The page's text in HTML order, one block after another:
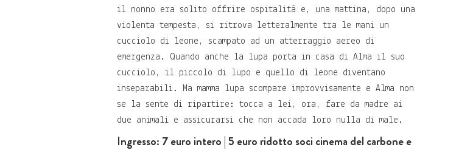
il nonno era solito offrire ospitalità e, una mattina, dopo una
violenta tempesta, si ritrova letteralmente tra le mani un
cucciolo di leone, scampato ad un atterraggio aereo di
emergenza. Quando anche la lupa porta in casa di Alma il suo
cucciolo, il piccolo di lupo e quello di leone diventano
inseparabili. Ma mamma lupa scompare improvvisamente e Alma non
se la sente di ripartire: tocca a lei, ora, fare da madre ai
due animali e assicurarsi che non accada loro nulla di male.
Ingresso: 7 euro intero | 5 euro ridotto soci cinema del carbone e